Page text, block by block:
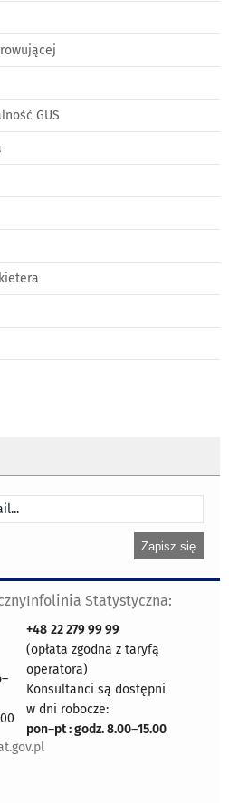
GUS
Infolinia Statystyczna:
+48 22 279 99 99
(opłata zgodna z taryfą
operatora)
Konsultanci są dostępni
w dni robocze:
pon–pt : godz. 8.00–15.00